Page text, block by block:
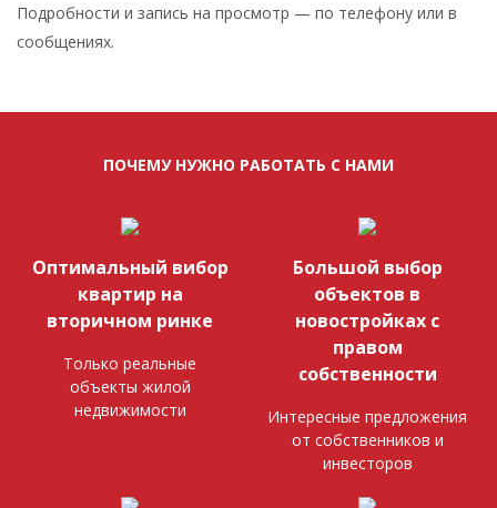
Подробности и запись на просмотр — по телефону или в
сообщениях.
ПОЧЕМУ НУЖНО РАБОТАТЬ С НАМИ
Оптимальный вибор
квартир на
вторичном ринке
Только реальные
объекты жилой
недвижимости
Большой выбор
объектов в
новостройках с
правом
собственности
Интересные предложения
от собственников и
инвесторов